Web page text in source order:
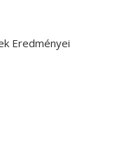
Eredményei